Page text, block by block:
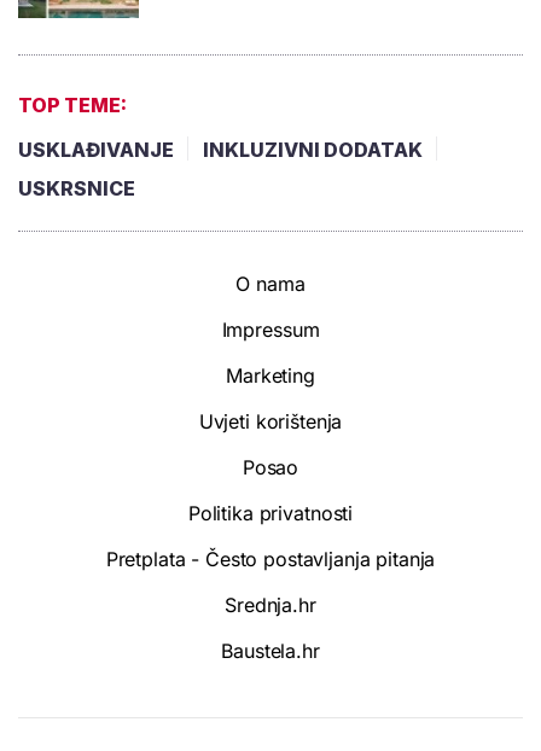
TOP TEME:
USKLAĐIVANJE
INKLUZIVNI DODATAK
USKRSNICE
O nama
Impressum
Marketing
Uvjeti korištenja
Posao
Politika privatnosti
Pretplata - Često postavljanja pitanja
Srednja.hr
Baustela.hr